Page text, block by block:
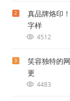
2
真品牌烙印
字样
4512
3
笑容独特的
更
4483